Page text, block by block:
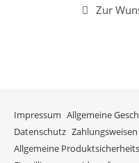
Impressum Allgemeine
Datenschutz Zahlungsweisen
Allgemeine